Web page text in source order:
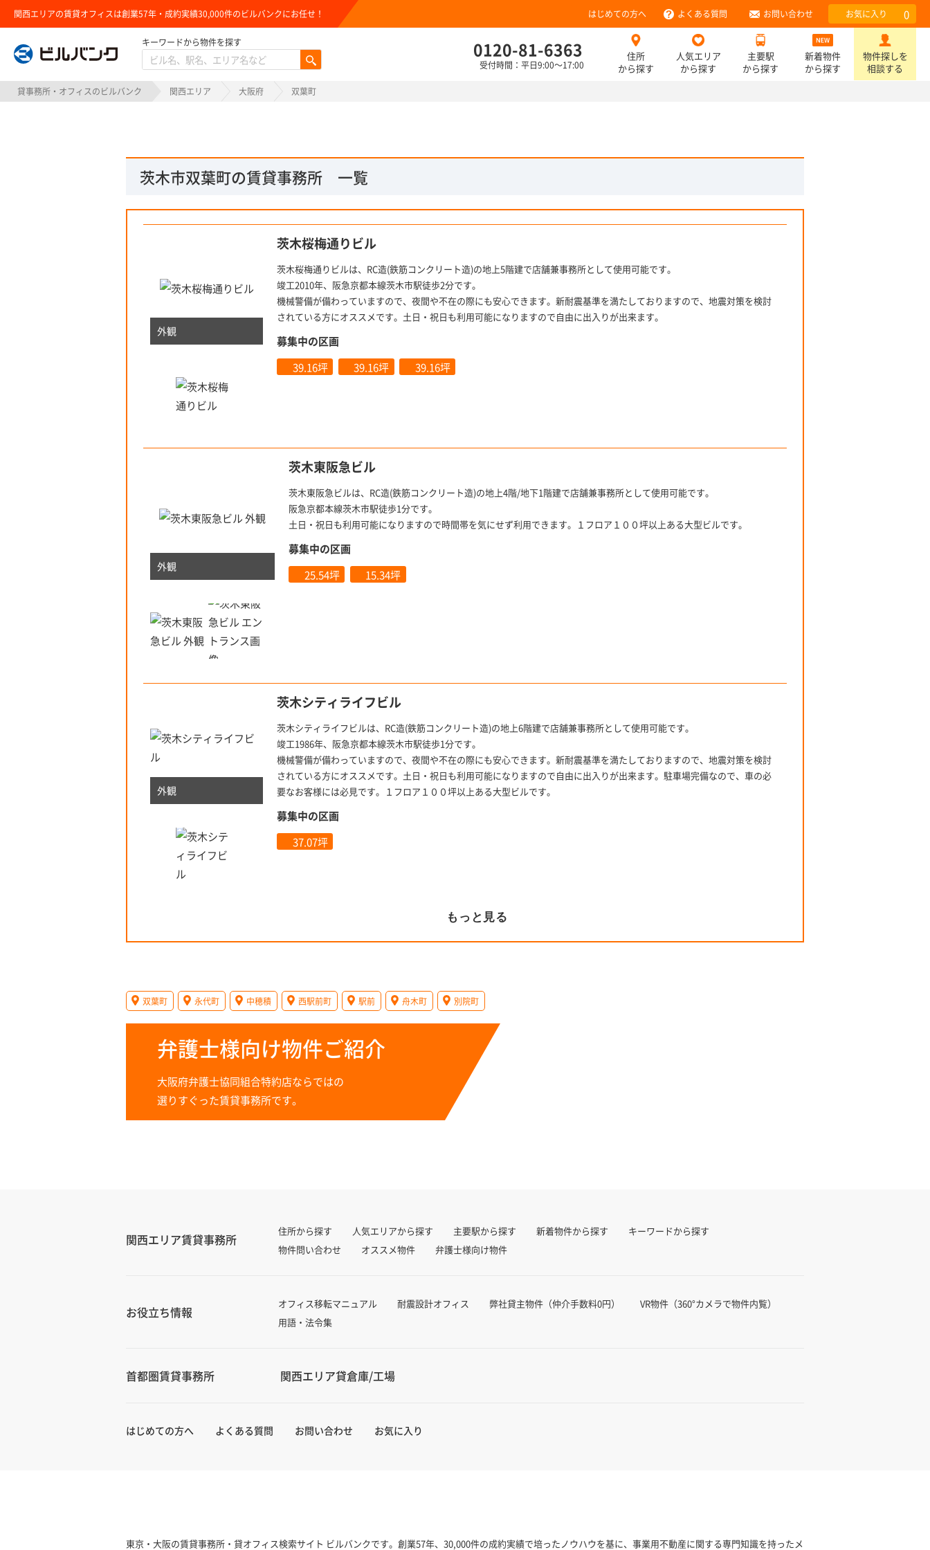
関西エリアの賃貸オフィスは創業57年・成約実績30,000件のビルバンクにお任せ！
ビルバンク
キーワードから物件を探す
はじめての方へ よくある質問 お問い合わせ お気に入り 0
0120-81-6363
受付時間：平日9:00～17:00
住所
から探す
人気エリア
から探す
主要駅
から探す
新着物件
から探す
物件探しを
相談する
貸事務所・オフィスのビルバンク 関西エリア 大阪府 双葉町
茨木市双葉町の賃貸事務所 一覧
外観
茨木桜梅通りビル
茨木桜梅通りビルは、RC造(鉄筋コンクリート造)の地上5階建で店舗兼事務所として使用可能です。
竣工2010年、阪急京都本線茨木市駅徒歩2分です。
機械警備が備わっていますので、夜間や不在の際にも安心できます。新耐震基準を満たしておりますので、地震対策を検討
されている方にオススメです。土日・祝日も利用可能になりますので自由に出入りが出来ます。
募集中の区画
39.16坪
39.16坪 39.16坪
外観
茨木東阪急ビル
茨木東阪急ビルは、RC造(鉄筋コンクリート造)の地上4階/地下1階建で店舗兼事務所として使用可能です。
阪急京都本線茨木市駅徒歩1分です。
土日・祝日も利用可能になりますので時間帯を気にせず利用できます。１フロア１００坪以上ある大型ビルです。
募集中の区画
25.54坪
15.34坪
外観
茨木シティライフビル
茨木シティライフビルは、RC造(鉄筋コンクリート造)の地上6階建で店舗兼事務所として使用可能です。
竣工1986年、阪急京都本線茨木市駅徒歩1分です。
機械警備が備わっていますので、夜間や不在の際にも安心できます。新耐震基準を満たしておりますので、地震対策を検討
されている方にオススメです。土日・祝日も利用可能になりますので自由に出入りが出来ます。駐車場完備なので、車の必
要なお客様には必見です。１フロア１００坪以上ある大型ビルです。
募集中の区画
37.07坪
もっと見る
双葉町 永代町 中穂積 西駅前町 駅前 舟木町 別院町
弁護士様向け物件ご紹介
大阪府弁護士協同組合特約店ならではの
選りすぐった賃貸事務所です。
関西エリア賃貸事務所
住所から探す 人気エリアから探す 主要駅から探す 新着物件から探す
キーワードから探す
物件問い合わせ
オススメ物件 弁護士様向け物件
お役立ち情報
オフィス移転マニュアル 耐震設計オフィス 弊社貸主物件（仲介手数料0円）
VR物件（360°カメラで物件内覧）
用語・法令集
首都圏賃貸事務所 関西エリア貸倉庫/工場
はじめての方へ よくある質問 お問い合わせ お気に入り
東京・大阪の賃貸事務所・貸オフィス検索サイト ビルバンクです。創業57年、30,000件の成約実績で培ったノウハウを基に、事業用不動産に関する専門知識を持ったメ